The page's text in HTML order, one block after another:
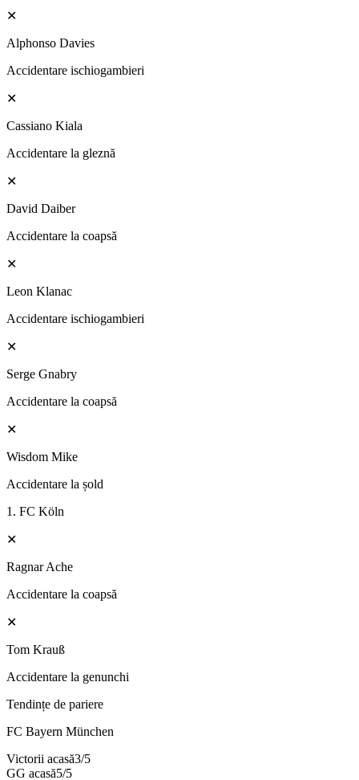
✕
Alphonso Davies
Accidentare ischiogambieri
✕
Cassiano Kiala
Accidentare la gleznă
✕
David Daiber
Accidentare la coapsă
✕
Leon Klanac
Accidentare ischiogambieri
✕
Serge Gnabry
Accidentare la coapsă
✕
Wisdom Mike
Accidentare la șold
1. FC Köln
✕
Ragnar Ache
Accidentare la coapsă
✕
Tom Krauß
Accidentare la genunchi
Tendințe de pariere
FC Bayern München
Victorii acasă3/5
GG acasă5/5